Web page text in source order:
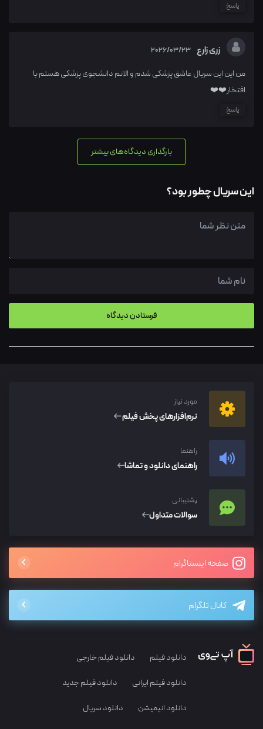
پاسخ
زری زارع 2026/03/23
من این این سریال عاشق پزشکی شدم و الانم دانشجوی پزشکی هستم با
افتخار❤️❤️
پاسخ
بارگذاری دیدگاه‌های بیشتر
این سریال چطور بود؟
مورد نیاز
نرم‌افزار‌های پخش فیلم
راهنما
راهنمای دانلود و تماشا
پشتیبانی
سوالات متداول
صفحه اینستاگرام
کانال تلگرام
دانلود فیلم دانلود فیلم خارجی
دانلود فیلم ایرانی دانلود فیلم جدید
دانلود انیمیشن دانلود سریال